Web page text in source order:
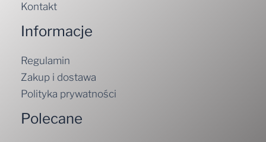
Kontakt
Informacje
Regulamin
Zakup i dostawa
Polityka prywatności
Polecane